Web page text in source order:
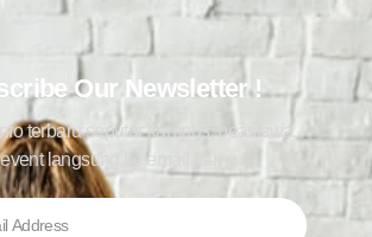
Our Newsletter !
terbaru seputar kampus, beasiswa,
event langsung ke email kamu !